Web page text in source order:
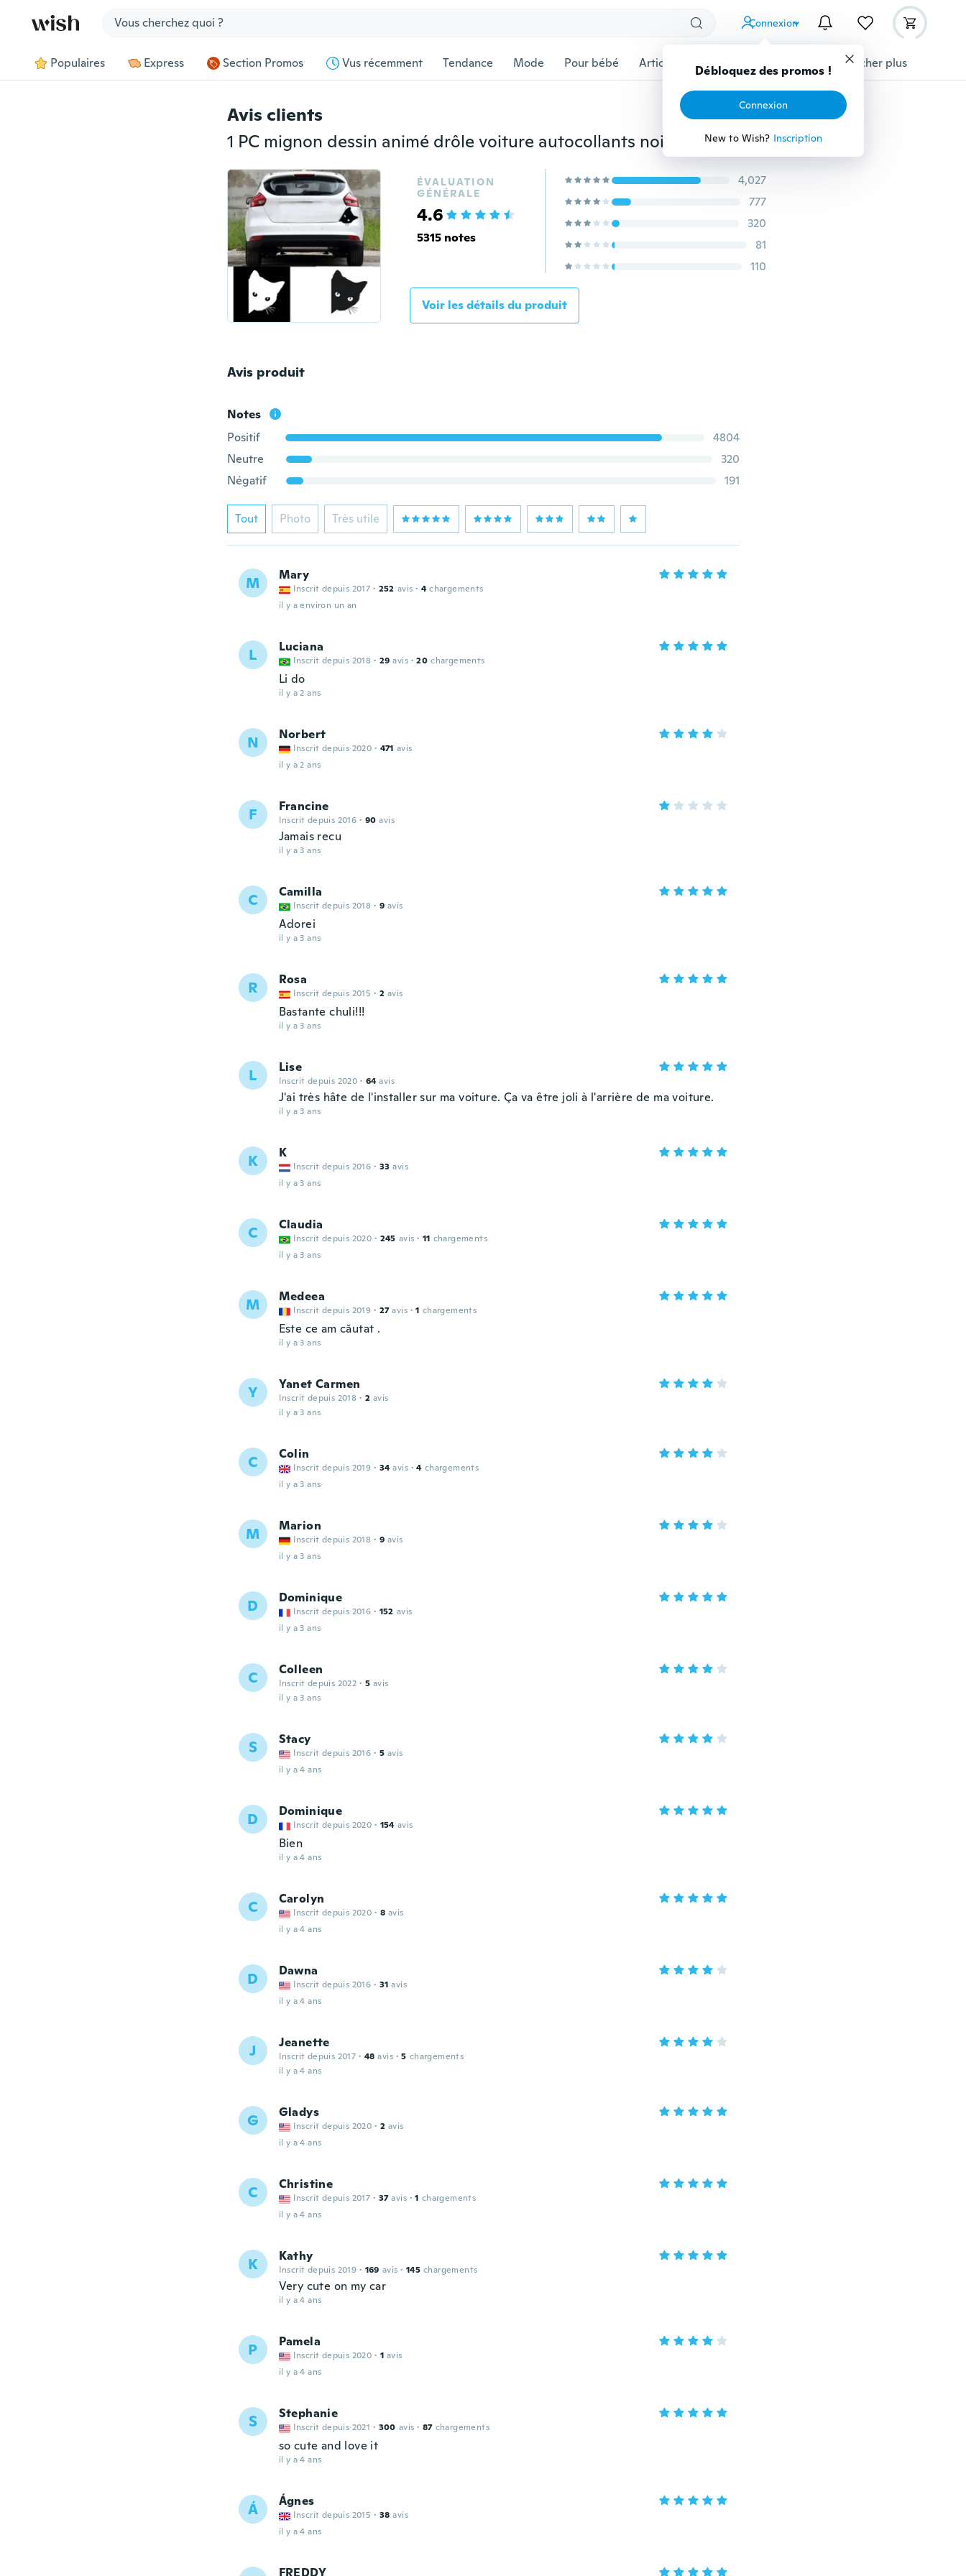
Connexion
Débloquez des promos !
Connexion
New to Wish? Inscription
Populaires Express Section Promos Vus récemment Tendance Mode Pour bébé Articles pour animaux domestiques Afficher plus
Avis clients
1 PC mignon dessin animé drôle voiture autocollants noir blanc chats vinyle voiture fenêtre décalcomanie
ÉVALUATION
GÉNÉRALE
4.6
5315 notes
4,027
777
320
81
110
Voir les détails du produit
Avis produit
Notes
Positif
4804
Neutre
320
Négatif
191
Tout Photo Très utile
M Mary
Inscrit depuis 2017 · 252 avis · 4 chargements
il y a environ un an
L Luciana
Inscrit depuis 2018 · 29 avis · 20 chargements
Li do
il y a 2 ans
N Norbert
Inscrit depuis 2020 · 471 avis
il y a 2 ans
F Francine
Inscrit depuis 2016 · 90 avis
Jamais recu
il y a 3 ans
C Camilla
Inscrit depuis 2018 · 9 avis
Adorei
il y a 3 ans
R Rosa
Inscrit depuis 2015 · 2 avis
Bastante chuli!!!
il y a 3 ans
L Lise
Inscrit depuis 2020 · 64 avis
J'ai très hâte de l'installer sur ma voiture. Ça va être joli à l'arrière de ma voiture.
il y a 3 ans
K K
Inscrit depuis 2016 · 33 avis
il y a 3 ans
C Claudia
Inscrit depuis 2020 · 245 avis · 11 chargements
il y a 3 ans
M Medeea
Inscrit depuis 2019 · 27 avis · 1 chargements
Este ce am căutat .
il y a 3 ans
Y Yanet Carmen
Inscrit depuis 2018 · 2 avis
il y a 3 ans
C Colin
Inscrit depuis 2019 · 34 avis · 4 chargements
il y a 3 ans
M Marion
Inscrit depuis 2018 · 9 avis
il y a 3 ans
D Dominique
Inscrit depuis 2016 · 152 avis
il y a 3 ans
C Colleen
Inscrit depuis 2022 · 5 avis
il y a 3 ans
S Stacy
Inscrit depuis 2016 · 5 avis
il y a 4 ans
D Dominique
Inscrit depuis 2020 · 154 avis
Bien
il y a 4 ans
C Carolyn
Inscrit depuis 2020 · 8 avis
il y a 4 ans
D Dawna
Inscrit depuis 2016 · 31 avis
il y a 4 ans
J Jeanette
Inscrit depuis 2017 · 48 avis · 5 chargements
il y a 4 ans
G Gladys
Inscrit depuis 2020 · 2 avis
il y a 4 ans
C Christine
Inscrit depuis 2017 · 37 avis · 1 chargements
il y a 4 ans
K Kathy
Inscrit depuis 2019 · 169 avis · 145 chargements
Very cute on my car
il y a 4 ans
P Pamela
Inscrit depuis 2020 · 1 avis
il y a 4 ans
S Stephanie
Inscrit depuis 2021 · 300 avis · 87 chargements
so cute and love it
il y a 4 ans
Á Ágnes
Inscrit depuis 2015 · 38 avis
il y a 4 ans
FREDDY